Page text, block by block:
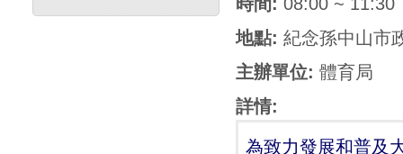
地點: 紀念孫中山市
主辦單位: 體育局
詳情:
為致力發展和普及